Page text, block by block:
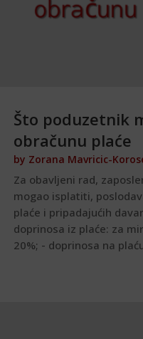
Što poduzetnik
obračunu plaće
by Zorana Mavricic-
Za obavljeni rad,
mogao isplatiti,
plaće i pripadajućih
doprinosa iz plaće: za
20%; - doprinosa na